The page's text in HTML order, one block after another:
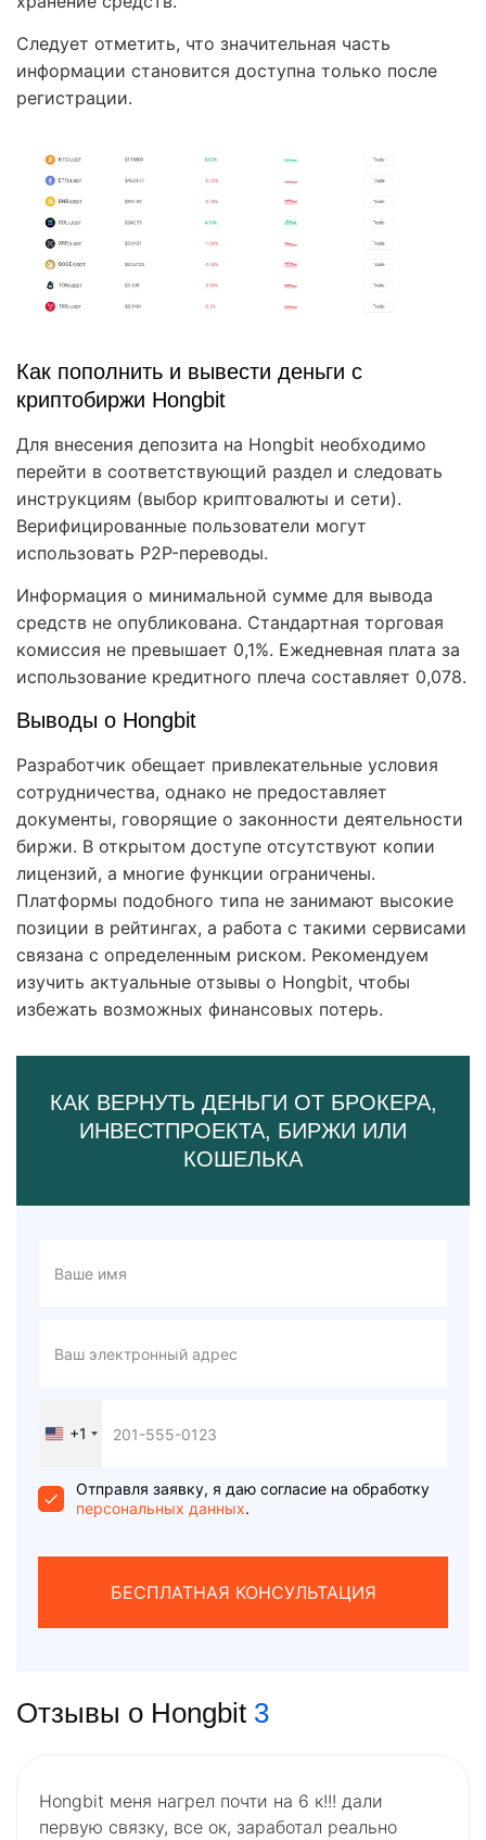
Следует отметить, что значительная часть
информации становится доступна только после
регистрации.
Как пополнить и вывести деньги с
криптобиржи Hongbit
Для внесения депозита на Hongbit необходимо
перейти в соответствующий раздел и следовать
инструкциям (выбор криптовалюты и сети).
Верифицированные пользователи могут
использовать P2P-переводы.
Информация о минимальной сумме для вывода
средств не опубликована. Стандартная торговая
комиссия не превышает 0,1%. Ежедневная плата за
использование кредитного плеча составляет 0,078.
Выводы о Hongbit
Разработчик обещает привлекательные условия
сотрудничества, однако не предоставляет
документы, говорящие о законности деятельности
биржи. В открытом доступе отсутствуют копии
лицензий, а многие функции ограничены.
Платформы подобного типа не занимают высокие
позиции в рейтингах, а работа с такими сервисами
связана с определенным риском. Рекомендуем
изучить актуальные отзывы о Hongbit, чтобы
избежать возможных финансовых потерь.
КАК ВЕРНУТЬ ДЕНЬГИ ОТ БРОКЕРА,
ИНВЕСТПРОЕКТА, БИРЖИ ИЛИ
КОШЕЛЬКА
United
+1
+1
Отправля заявку, я даю согласие на обработку
персональных данных.
БЕСПЛАТНАЯ КОНСУЛЬТАЦИЯ
Отзывы о Hongbit 3
Hongbit меня нагрел почти на 6 к!!! дали
первую связку, все ок, заработал реально